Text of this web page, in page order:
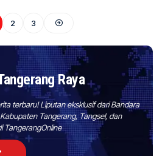
2 3
Raya
terbaru! Liputan eksklusif dari Bandara
Tangerang, Tangsel, dan
TangerangOnline